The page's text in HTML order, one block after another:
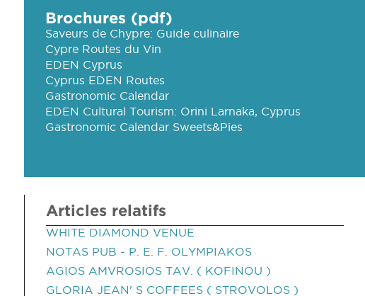
Brochures (pdf)
Saveurs de Chypre: Guide culinaire
Cypre Routes du Vin
EDEN Cyprus
Cyprus EDEN Routes
Gastronomic Calendar
EDEN Cultural Tourism: Orini Larnaka, Cyprus
Gastronomic Calendar Sweets&Pies
Articles relatifs
WHITE DIAMOND VENUE
NOTAS PUB - P. E. F. OLYMPIAKOS
AGIOS AMVROSIOS TAV. ( KOFINOU )
GLORIA JEAN' S COFFEES ( STROVOLOS )